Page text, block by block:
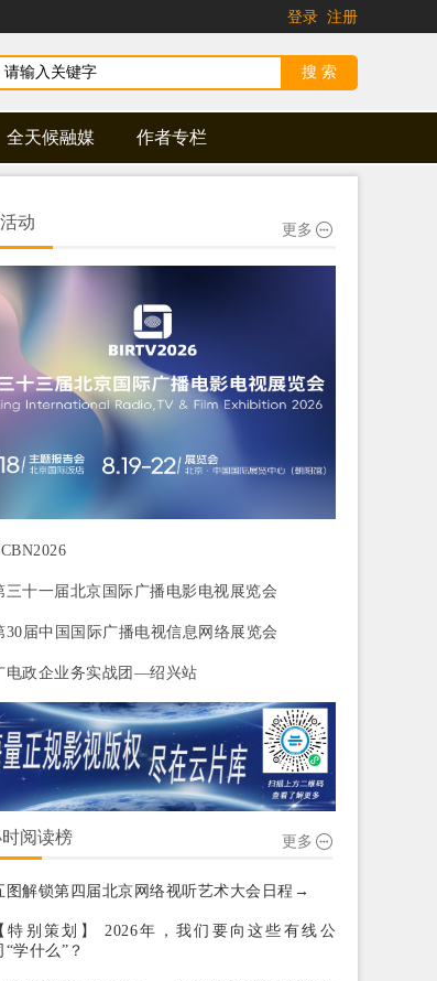
登录 注册
全天候融媒 作者专栏
动 更多
三十一届北京国际广播电影电视展览会
30届中国国际广播电视信息网络展览会
电政企业务实战团—绍兴站
阅读榜 更多
图解锁第四届北京网络视听艺术大会日程→
特别策划】 2026年，我们要向这些有线公
“学什么”？